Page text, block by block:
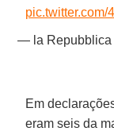
pic.twitter.com/
— la Repubblica
Em
eram seis da